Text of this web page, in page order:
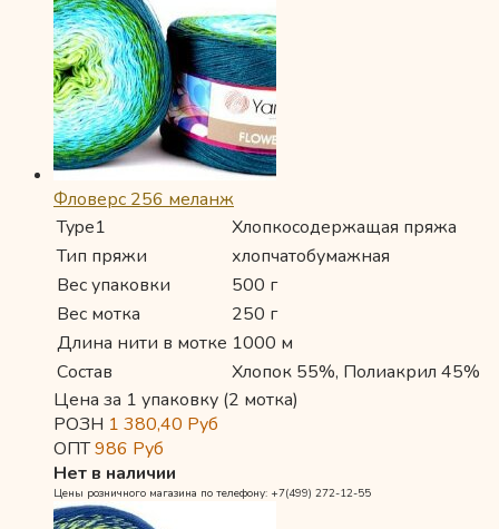
Фловерс 256 меланж
Type1
Хлопкосодержащая пряжа
Тип пряжи
хлопчатобумажная
Вес упаковки
500 г
Вес мотка
250 г
Длина нити в мотке 1000 м
Состав
Хлопок 55%, Полиакрил 45%
Цена за 1 упаковку (2 мотка)
РОЗН 1 380,40 Руб
ОПТ986 Руб
Нет в наличии
Цены розничного магазина по телефону: +7(499) 272-12-55